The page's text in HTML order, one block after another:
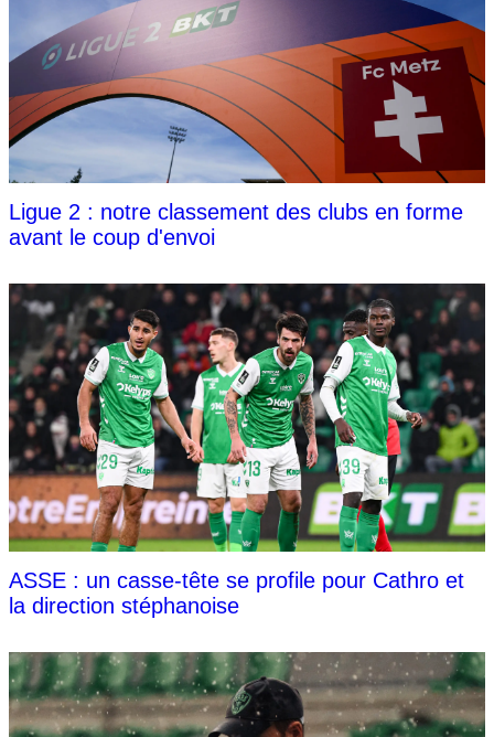
Ligue 2 : notre classement des clubs en forme
avant le coup d'envoi
ASSE : un casse-tête se profile pour Cathro et
la direction stéphanoise